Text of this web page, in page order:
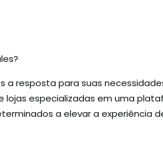
a resposta para suas
especializadas em uma
a elevar a experiência